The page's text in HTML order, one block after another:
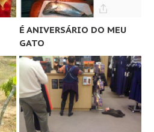
É ANIVERSÁRIO DO MEU
GATO